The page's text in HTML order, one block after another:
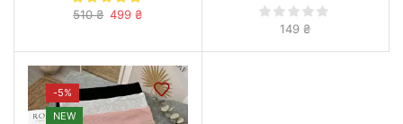
510₴ Оригінальна
499₴Поточна
149₴
-5%
NEW